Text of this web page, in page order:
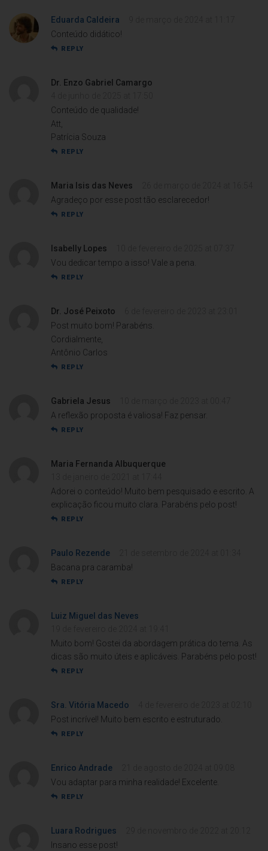
Eduarda Caldeira
Conteúdo didático!
REPLY
Dr. Enzo Gabriel Camargo
Conteúdo de qualidade!
Att,
Patrícia Souza
REPLY
Maria Isis das Neves
Agradeço por esse post tão esclarecedor!
REPLY
Isabelly Lopes
Vou dedicar tempo a isso! Vale a pena.
REPLY
Dr. José Peixoto
Post muito bom! Parabéns.
Cordialmente,
Antônio Carlos
REPLY
Gabriela Jesus
A reflexão proposta é valiosa! Faz pensar.
REPLY
Maria Fernanda Albuquerque
Adorei o conteúdo! Muito bem pesquisado e escrito. A
explicação ficou muito clara. Parabéns pelo post!
REPLY
Paulo Rezende
Bacana pra caramba!
REPLY
Luiz Miguel das Neves
Muito bom! Gostei da abordagem prática do tema. As
dicas são muito úteis e aplicáveis. Parabéns pelo post!
REPLY
Sra. Vitória Macedo
Post incrível! Muito bem escrito e estruturado.
REPLY
Enrico Andrade
Vou adaptar para minha realidade! Excelente.
REPLY
Luara Rodrigues
Insano esse post!